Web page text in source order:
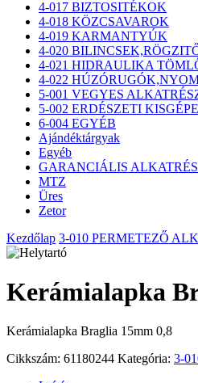
4-017 BIZTOSITÉKOK
4-018 KÖZCSAVAROK
4-019 KARMANTYÚK
4-020
4-021 HIDRAULIKA
4-022
5-001 VEGYES
5-002 ERDÉSZETI
6-004 EGYÉB
Ajándéktárgyak
Egyéb
GARANCIÁLIS
MTZ
Üres
Zetor
Kezdőlap 3-010 PERMETEZŐ
Kerámialapka
Kerámialapka Braglia 15mm 0,8
Cikkszám: 61180244 Kategória: 3-